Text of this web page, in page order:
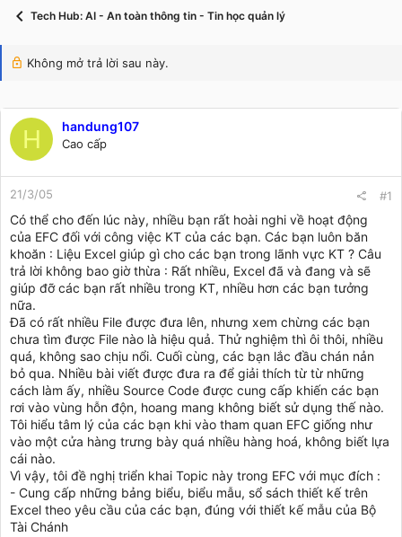
Tech Hub: AI - An toàn thông tin - Tin học quản lý
Không mở trả lời sau này.
H handung107
Cao cấp
21/3/05 #1
Có thể cho đến lúc này, nhiều bạn rất hoài nghi về hoạt động
của EFC đối với công việc KT của các bạn. Các bạn luôn băn
khoăn : Liệu Excel giúp gì cho các bạn trong lãnh vực KT ? Câu
trả lời không bao giờ thừa : Rất nhiều, Excel đã và đang và sẽ
giúp đỡ các bạn rất nhiều trong KT, nhiều hơn các bạn tưởng
nữa.
Đã có rất nhiều File được đưa lên, nhưng xem chừng các bạn
chưa tìm được File nào là hiệu quả. Thử nghiệm thì ôi thôi, nhiều
quá, không sao chịu nổi. Cuối cùng, các bạn lắc đầu chán nản
bỏ qua. Nhiều bài viết được đưa ra để giải thích từ từ những
cách làm ấy, nhiều Source Code được cung cấp khiến các bạn
rơi vào vùng hỗn độn, hoang mang không biết sử dụng thế nào.
Tôi hiểu tâm lý của các bạn khi vào tham quan EFC giống như
vào một cửa hàng trưng bày quá nhiều hàng hoá, không biết lựa
cái nào.
Vì vậy, tôi đề nghị triển khai Topic này trong EFC với mục đích :
- Cung cấp những bảng biểu, biểu mẫu, sổ sách thiết kế trên
Excel theo yêu cầu của các bạn, đúng với thiết kế mẫu của Bộ
Tài Chánh